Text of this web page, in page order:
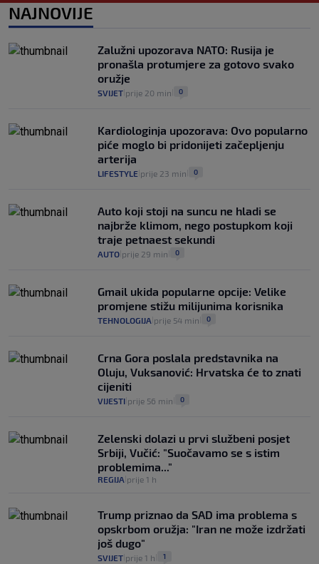
1
Plenković na 15 dana ukine mjere: "Ne bi
se dogodilo ništa. Vlada se zaljubila u te
intervencije"
VIJESTI
NAJNOVIJE
Zalužni upozorava NATO: Rusija je
pronašla protumjere za gotovo svako
oružje
SVIJET prije 20 min 0
Kardiologinja upozorava: Ovo popularno
piće moglo bi pridonijeti začepljenju
arterija
LIFESTYLE prije 23 min 0
Auto koji stoji na suncu ne hladi se
najbrže klimom, nego postupkom koji
traje petnaest sekundi
AUTO prije 29 min 0
Gmail ukida popularne opcije: Velike
promjene stižu milijunima korisnika
TEHNOLOGIJA prije 54 min 0
Crna Gora poslala predstavnika na
Oluju, Vuksanović: Hrvatska će to znati
cijeniti
VIJESTI prije 56 min 0
Zelenski dolazi u prvi službeni posjet
Srbiji, Vučić: "Suočavamo se s istim
problemima..."
REGIJA prije 1 h
Trump priznao da SAD ima problema s
opskrbom oružja: "Iran ne može izdržati
još dugo"
SVIJET prije 1 h 1